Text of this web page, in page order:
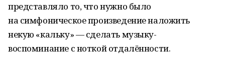
представляло то, что нужно было
на симфоническое произведение наложить
некую «кальку» — сделать музыку-
воспоминание с ноткой отдалённости.